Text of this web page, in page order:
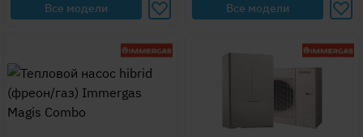
Все модели
Все модели